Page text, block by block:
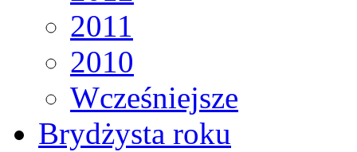
2011
2010
Wcześniejsze
Brydżysta roku